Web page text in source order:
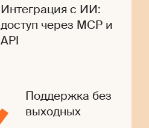
Интеграция с ИИ:
доступ через MCP и
API
Поддержка без
выходных